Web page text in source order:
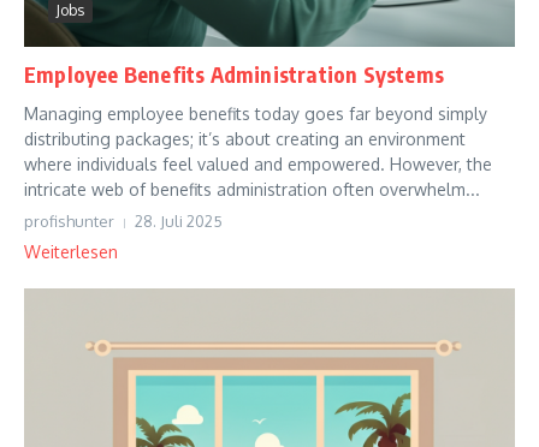
Jobs
Employee Benefits Administration Systems
Managing employee benefits today goes far beyond simply
distributing packages; it’s about creating an environment
where individuals feel valued and empowered. However, the
intricate web of benefits administration often overwhelm...
profishunter 28. Juli 2025
Weiterlesen